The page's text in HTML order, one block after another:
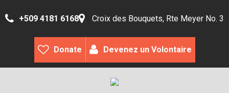
+509 4181 6168 Croix des Bouquets, Rte Meyer No. 3
Donate Devenez un Volontaire